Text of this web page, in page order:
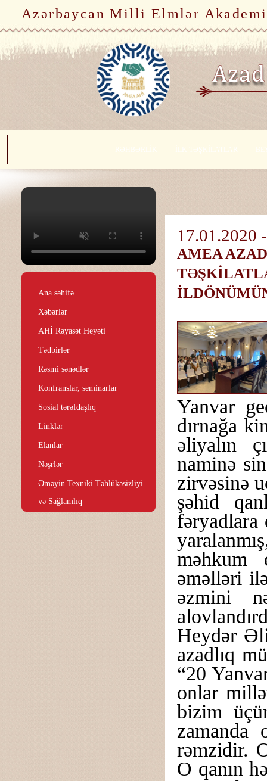
Azərbaycan Milli Elmlər
RƏHBƏRLİK İLK TƏŞKİLATLAR
Ana səhifə
Xəbərlər
AHİ Rəyasət Heyəti
Tədbirlər
Rəsmi sənədlər
Konfranslar, seminarlar
Sosial tərəfdaşlıq
Linklər
Elanlar
Nəşrlər
Əməyin Texniki Təhlükəsizliyi
və Sağlamlıq
17.01.2020
AMEA
Yanvar
dırnağa
əliyalın
naminə
zirvəsinə
şəhid
fəryadlara
əməlləri
əzmini
Heydər
azadlıq
“20
onlar
bizim
zamanda
rəmzidir.
O qanın